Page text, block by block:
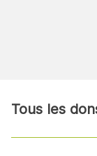
Tous les